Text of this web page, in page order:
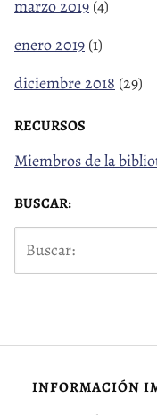
marzo 2019 (4)
enero 2019 (1)
diciembre 2018 (29)
RECURSOS
Miembros de la
BUSCAR:
INFORMACIÓN